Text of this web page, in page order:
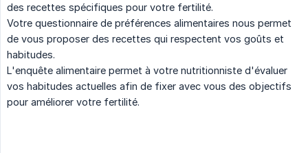
des recettes spécifiques pour votre fertilité.
Votre questionnaire de préférences alimentaires nous permet
de vous proposer des recettes qui respectent vos goûts et
habitudes.
L'enquête alimentaire permet à votre nutritionniste d'évaluer
vos habitudes actuelles afin de fixer avec vous des objectifs
pour améliorer votre fertilité.